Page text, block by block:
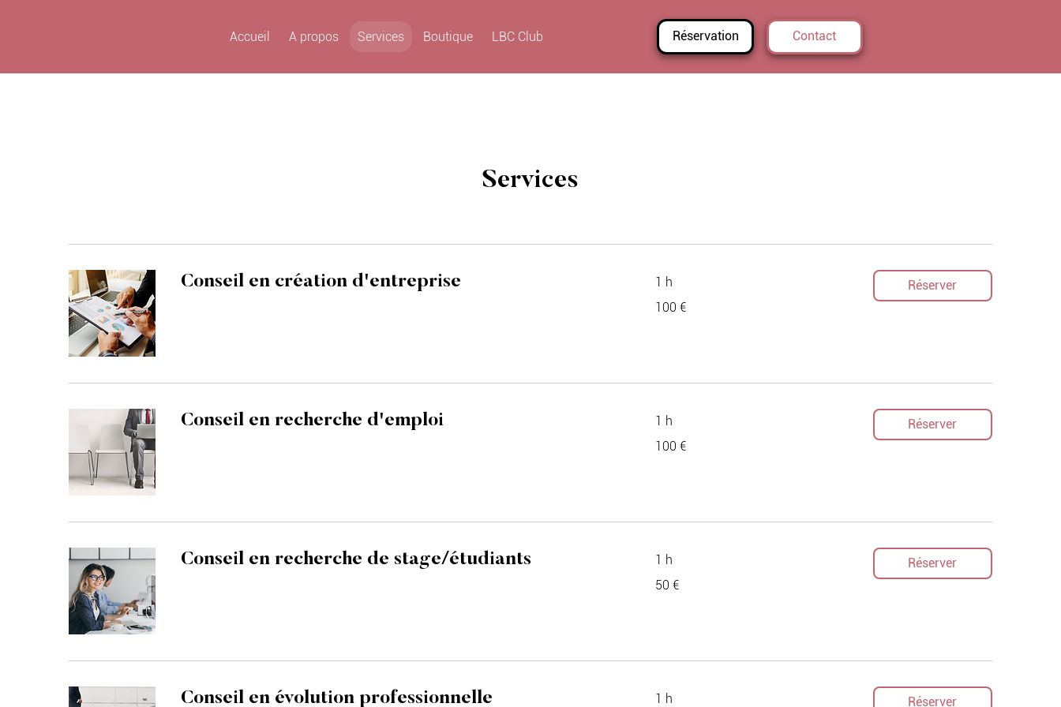
Contact
Réservation
Accueil A propos Services Boutique LBC Club
Services
Conseil en création d'entreprise 1 h
euros
100 €
Réserver
Conseil en recherche d'emploi 1 h
euros
100 €
Réserver
Conseil en recherche de stage/étudiants 1 h
euros
50 €
Réserver
Conseil en évolution professionnelle 1 h Réserver